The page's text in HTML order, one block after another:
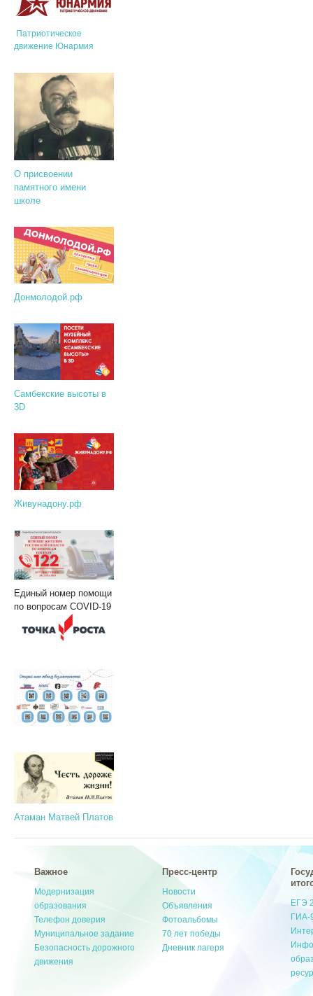
Патриотическое
движение Юнармия
О присвоении
памятного имени
школе
Донмолодой.рф
Самбекские высоты в
3D
Живунадону.рф
Единый номер помощи
по вопросам COVID-19
Атаман Матвей Платов
Важное
Модернизация
образования
Телефон доверия
Муниципальное задание
Безопасность дорожного
движения
Пресс-центр
Новости
Объявления
Фотоальбомы
70 лет победы
Дневник лагеря
ЕГЭ
ГИА-